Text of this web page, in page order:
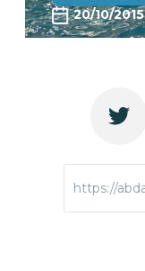
20/10/2015
https://